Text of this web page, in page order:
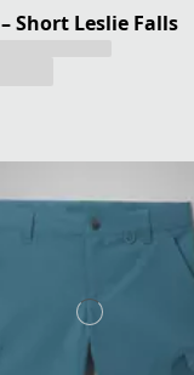
Short Leslie Falls